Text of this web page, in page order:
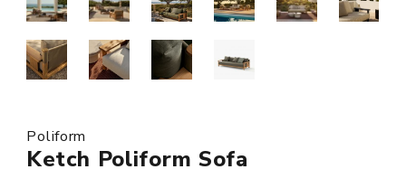
Poliform
Ketch Poliform Sofa